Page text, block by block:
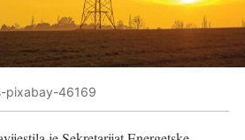
pixabay-46169